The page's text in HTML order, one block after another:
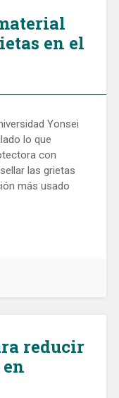
en el
Yonsei
lo que
con
las grietas
más usado
reducir